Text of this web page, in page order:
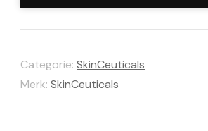
aantal
Categorie: SkinCeuticals
Merk: SkinCeuticals